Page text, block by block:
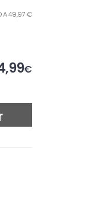
A 49,97 €
€